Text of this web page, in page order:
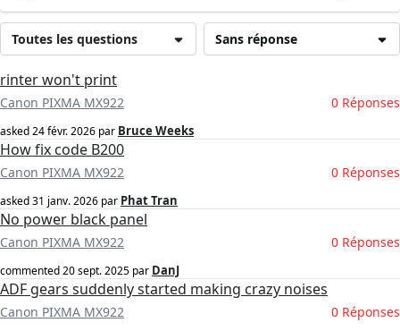
Sans réponse
Toutes les questions
rinter won't print
Canon PIXMA MX922 0 Réponses
asked24 févr. 2026 par Bruce Weeks
How fix code B200
Canon PIXMA MX922 0 Réponses
asked31 janv. 2026 par Phat Tran
No power black panel
Canon PIXMA MX922 0 Réponses
commented20 sept. 2025 par DanJ
ADF gears suddenly started making crazy noises
Canon PIXMA MX922 0 Réponses